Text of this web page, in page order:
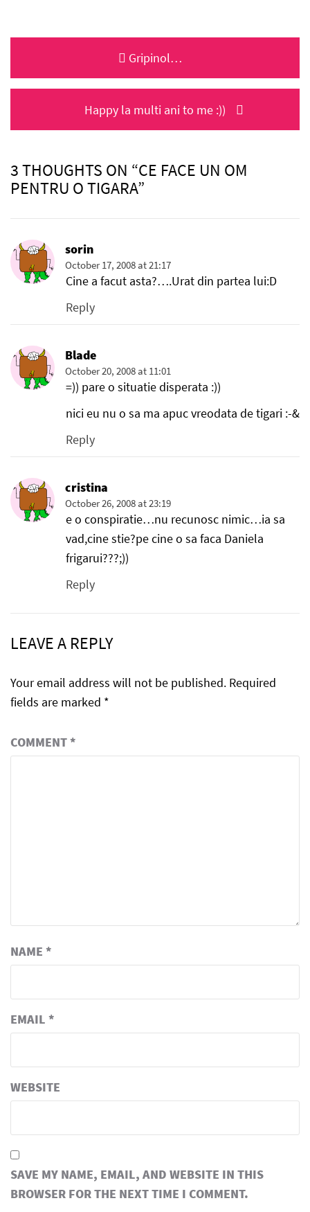
Previous
post:
Gripinol…
Next
post:
Happy la multi ani to me :))
3 THOUGHTS ON “CE FACE UN OM
PENTRU O TIGARA”
sorin
October 17, 2008 at 21:17
Cine a facut asta?….Urat din partea lui:D
Reply
Blade
October 20, 2008 at 11:01
=)) pare o situatie disperata :))
nici eu nu o sa ma apuc vreodata de tigari :-&
Reply
cristina
October 26, 2008 at 23:19
e o conspiratie…nu recunosc nimic…ia sa
vad,cine stie?pe cine o sa faca Daniela
frigarui???;))
Reply
LEAVE A REPLY
Your email address will not be published. Required
fields are marked *
COMMENT*
NAME *
EMAIL *
WEBSITE
SAVE MY NAME, EMAIL, AND WEBSITE IN THIS
BROWSER FOR THE NEXT TIME I COMMENT.